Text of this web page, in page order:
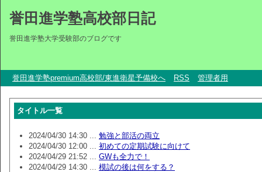
誉田進学塾高校部日記
誉田進学塾大学受験部のブログです
誉田進学塾premium高校部/東進衛星予備校へ RSS 管理者用
タイトル一覧
2024/04/30 14:30 ... 勉強と部活の両立
2024/04/30 12:00 ... 初めての定期試験に向けて
2024/04/29 21:52 ... GWも全力で！
2024/04/29 14:30 ... 模試の後は何をする？